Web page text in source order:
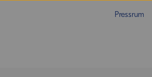
Pressrum